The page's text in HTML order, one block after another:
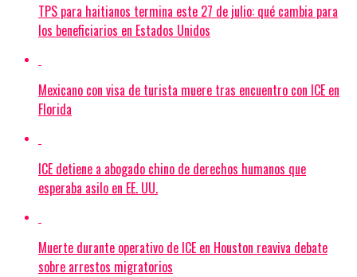
TPS para haitianos termina este 27 de julio: qué cambia para
los beneficiarios en Estados Unidos
Mexicano con visa de turista muere tras encuentro con ICE en
Florida
ICE detiene a abogado chino de derechos humanos que
esperaba asilo en EE. UU.
Muerte durante operativo de ICE en Houston reaviva debate
sobre arrestos migratorios